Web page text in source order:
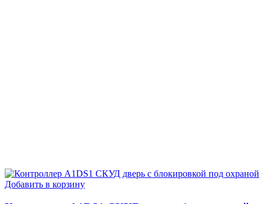
Добавить в корзину